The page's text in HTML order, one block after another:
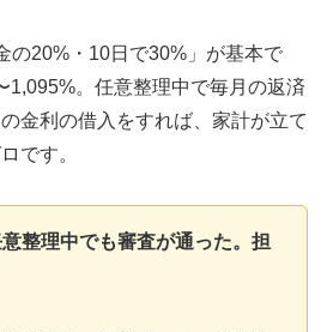
の20%・10日で30%」が基本で
1,095%。任意整理中で毎月の返済
金利の借入をすれば、家計が立て
です。
意整理中でも審査が通った。担